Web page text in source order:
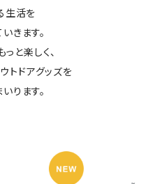
生活を
きます。
っと楽しく、
トドアグッズを
ります。